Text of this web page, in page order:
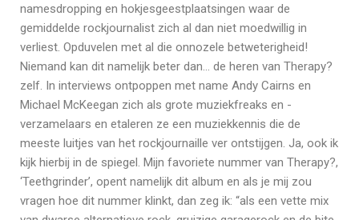
namesdropping en hokjesgeestplaatsingen waar de
gemiddelde rockjournalist zich al dan niet moedwillig in
verliest. Opduvelen met al die onnozele betweterigheid!
Niemand kan dit namelijk beter dan… de heren van Therapy?
zelf. In interviews ontpoppen met name Andy Cairns en
Michael McKeegan zich als grote muziekfreaks en -
verzamelaars en etaleren ze een muziekkennis die de
meeste luitjes van het rockjournaille ver ontstijgen. Ja, ook ik
kijk hierbij in de spiegel. Mijn favoriete nummer van Therapy?,
‘Teethgrinder’, opent namelijk dit album en als je mij zou
vragen hoe dit nummer klinkt, dan zeg ik: “als een vette mix